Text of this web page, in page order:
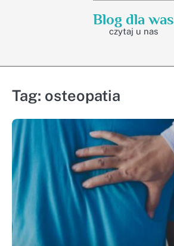
Blog dla was
czytaj u nas
Tag: osteopatia